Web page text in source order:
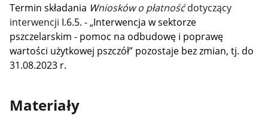
Termin składania Wniosków o płatnośćdotyczący
interwencji I.6.5. - „Interwencja w sektorze
pszczelarskim - pomoc na odbudowę i poprawę
wartości użytkowej pszczół” pozostaje bez zmian, tj. do
31.08.2023 r.
Materiały